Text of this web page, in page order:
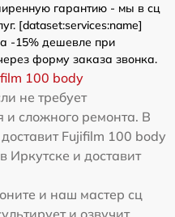
гарантию - мы в сц
[dataset:services:name]
-15% дешевле при
форму заказа звонка.
100 body
не требует
и сложного ремонта. В
Fujifilm 100 body
Иркутске и доставит
и наш мастер сц